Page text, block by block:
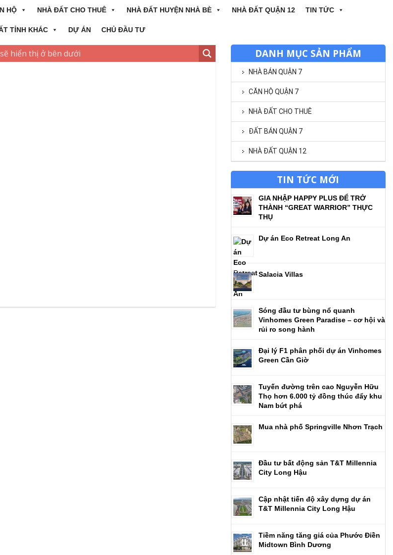
HỘ NHÀ ĐẤT CHO THUÊ NHÀ ĐẤT HUYỆN NHÀ BÈ NHÀ ĐẤT QUẬN 12 TIN TỨC
TỈNH KHÁC DỰ ÁN CHỦ ĐẦU TƯ
DANH MỤC SẢN PHẨM
NHÀ BÁN QUẬN 7
CĂN HỘ QUẬN 7
NHÀ ĐẤT CHO THUÊ
ĐẤT BÁN QUẬN 7
NHÀ ĐẤT QUẬN 12
TIN TỨC MỚI
GIA NHẬP HAPPY PLUS ĐỂ TRỞ
THÀNH “GREAT WARRIOR” THỰC
THỤ
Dự án Eco Retreat Long An
Salacia Villas
Sóng đầu tư bùng nổ quanh
Vinhomes Green Paradise – cơ hội và
rủi ro song hành
Đại lý F1 phân phối dự án Vinhomes
Green Cần Giờ
Tuyến đường trên cao Nguyễn Hữu
Thọ hơn 6.000 tỷ đồng thúc đẩy khu
Nam bứt phá
Mua nhà phố Springville Nhơn Trạch
Đầu tư bất động sản T&T Millennia
City Long Hậu
Cập nhật tiến độ xây dựng dự án
T&T Millennia City Long Hậu
Tiềm năng tăng giá của Phước Điền
Midtown Bình Dương